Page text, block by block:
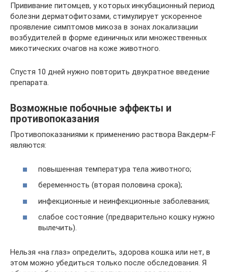
Прививание питомцев, у которых инкубационный период
болезни дерматофитозами, стимулирует ускоренное
проявление симптомов микоза в зонах локализации
возбудителей в форме единичных или множественных
микотических очагов на коже животного.
Спустя 10 дней нужно повторить двукратное введение
препарата.
Возможные побочные эффекты и
противопоказания
Противопоказаниями к применению раствора Вакдерм-F
являются:
повышенная температура тела животного;
беременность (вторая половина срока);
инфекционные и неинфекционные заболевания;
слабое состояние (предварительно кошку нужно
вылечить).
Нельзя «на глаз» определить, здорова кошка или нет, в
этом можно убедиться только после обследования. Я